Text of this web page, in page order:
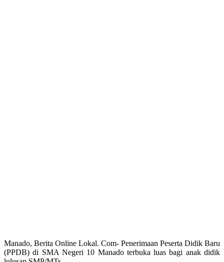
Manado, Berita Online Lokal. Com- Penerimaan Peserta Didik Baru
(PPDB) di SMA Negeri 10 Manado terbuka luas bagi anak didik